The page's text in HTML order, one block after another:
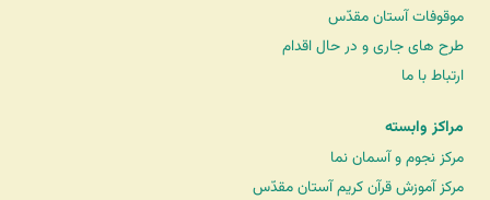
موقوفات آستان مقدّس
طرح های جاری و در حال اقدام
ارتباط با ما
مراکز وابسته
مرکز نجوم و آسمان نما
مرکز آموزش قرآن کریم آستان مقدّس